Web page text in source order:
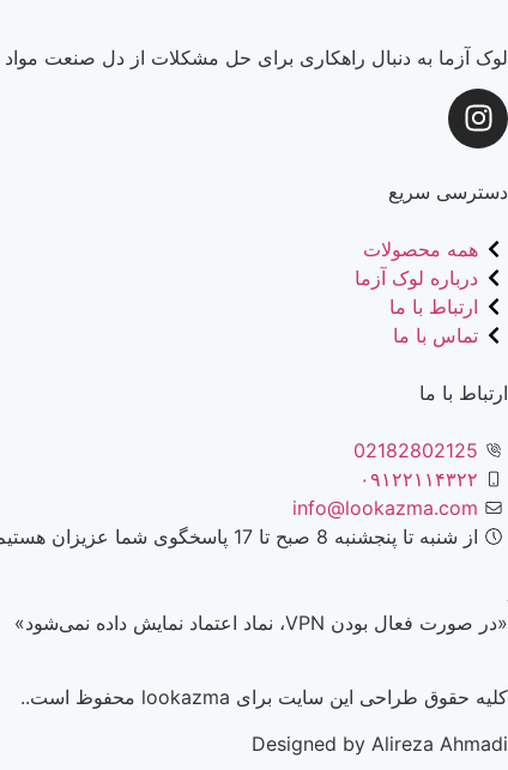
لوک آزما به دنبال راهکاری برای حل مشکلات از دل صنعت
دسترسی سریع
همه محصولات
درباره لوک آزما
ارتباط با ما
تماس با ما
ارتباط با ما
02182802125
۰۹۱۲۲۱۱۴۳۲۲
info@lookazma.com
از شنبه تا پنجشنبه 8 صبح تا 17 پاسخگوی شما عزیزان هستیم.
«در صورت فعال بودن VPN، نماد اعتماد نمایش داده نمی‌شود»
کلیه حقوق طراحی این سایت برای lookazma محفوظ است..
Designed by Alireza Ahmadi